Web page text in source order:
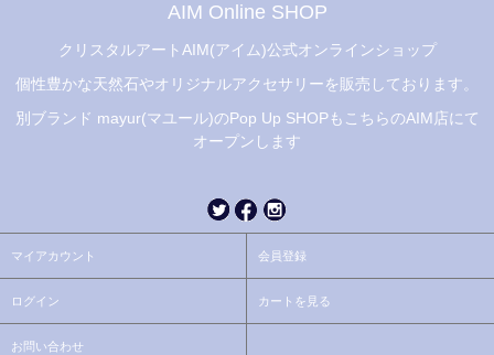
AIM Online SHOP
クリスタルアートAIM(アイム)公式オンラインショップ
個性豊かな天然石やオリジナルアクセサリーを販売しております。
別ブランド mayur(マユール)のPop Up SHOPもこちらのAIM店にて
オープンします
マイアカウント 会員登録
ログイン カートを見る
お問い合わせ